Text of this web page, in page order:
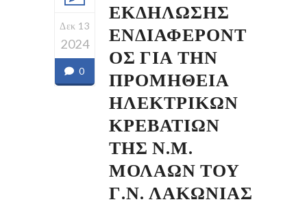
Δεκ 13
2024
0
ΕΚΔΗΛΩΣΗΣ
ΕΝΔΙΑΦΕΡΟΝΤ
ΟΣ ΓΙΑ ΤΗΝ
ΠΡΟΜΗΘΕΙΑ
ΗΛΕΚΤΡΙΚΩΝ
ΚΡΕΒΑΤΙΩΝ
ΤΗΣ Ν.Μ.
ΜΟΛΑΩΝ ΤΟΥ
Γ.Ν. ΛΑΚΩΝΙΑΣ